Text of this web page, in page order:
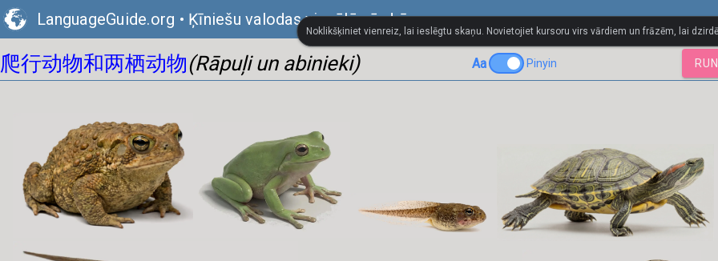
LanguageGuide.org • Ķīniešu valodas vizuālā vārdnīca
爬行动物和两栖动物(Rāpuļi un abinieki) Aa Pinyin
Noklikšķiniet vienreiz, lai ieslēgtu skaņu. Novietojiet kursoru virs vārdiem un frāzēm, lai